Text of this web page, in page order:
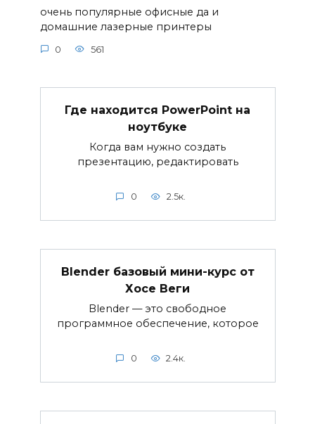
очень популярные офисные да и
домашние лазерные принтеры
0 561
Где находится PowerPoint на
ноутбуке
Когда вам нужно создать
презентацию, редактировать
0 2.5к.
Blender базовый мини-курс от
Хосе Веги
Blender — это свободное
программное обеспечение, которое
0 2.4к.